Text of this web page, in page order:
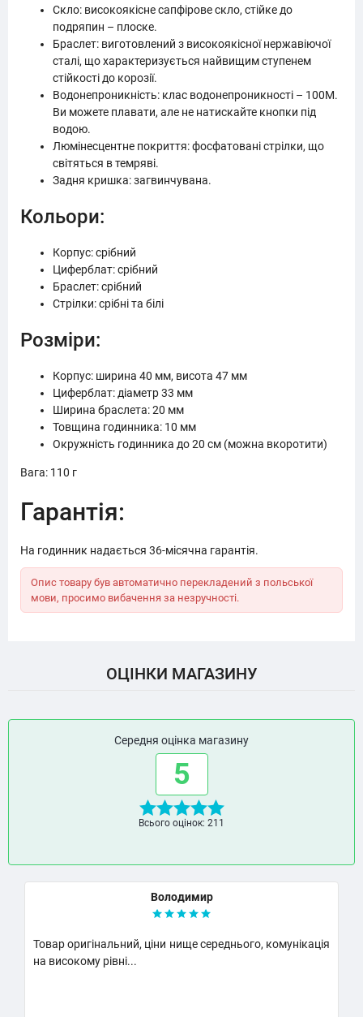
Скло: високоякісне сапфірове скло, стійке до
подряпин – плоске.
Браслет: виготовлений з високоякісної нержавіючої
сталі, що характеризується найвищим ступенем
стійкості до корозії.
Водонепроникність: клас водонепроникності – 100M.
Ви можете плавати, але не натискайте кнопки під
водою.
Люмінесцентне покриття: фосфатовані стрілки, що
світяться в темряві.
Задня кришка: загвинчувана.
Кольори:
Корпус: срібний
Циферблат: срібний
Браслет: срібний
Стрілки: срібні та білі
Розміри:
Корпус: ширина 40 мм, висота 47 мм
Циферблат: діаметр 33 мм
Ширина браслета: 20 мм
Товщина годинника: 10 мм
Окружність годинника до 20 см (можна вкоротити)
Вага: 110 г
Гарантія:
На годинник надається 36-місячна гарантія.
Опис товару був автоматично перекладений з польської
мови, просимо вибачення за незручності.
ОЦІНКИ МАГАЗИНУ
Середня оцінка магазину
5
Всього оцінок: 211
Володимир
Товар оригінальний, ціни нище середнього, комунікація
на високому рівні...